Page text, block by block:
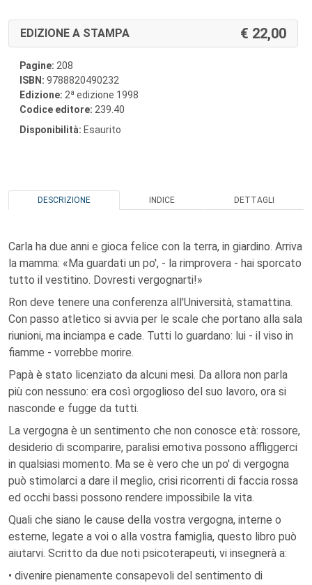
EDIZIONE A STAMPA 22,00
Pagine: 208
ISBN: 9788820490232
Edizione: 2a edizione 1998
Codice editore: 239.40
Disponibilità: Esaurito
DESCRIZIONE INDICE DETTAGLI
Carla ha due anni e gioca felice con la terra, in giardino. Arriva
la mamma: «Ma guardati un po', - la rimprovera - hai sporcato
tutto il vestitino. Dovresti vergognarti!»
Ron deve tenere una conferenza all'Università, stamattina.
Con passo atletico si avvia per le scale che portano alla sala
riunioni, ma inciampa e cade. Tutti lo guardano: lui - il viso in
fiamme - vorrebbe morire.
Papà è stato licenziato da alcuni mesi. Da allora non parla
più con nessuno: era così orgoglioso del suo lavoro, ora si
nasconde e fugge da tutti.
La vergogna è un sentimento che non conosce età: rossore,
desiderio di scomparire, paralisi emotiva possono affliggerci
in qualsiasi momento. Ma se è vero che un po' di vergogna
può stimolarci a dare il meglio, crisi ricorrenti di faccia rossa
ed occhi bassi possono rendere impossibile la vita.
Quali che siano le cause della vostra vergogna, interne o
esterne, legate a voi o alla vostra famiglia, questo libro può
aiutarvi. Scritto da due noti psicoterapeuti, vi insegnerà a:
• divenire pienamente consapevoli del sentimento di